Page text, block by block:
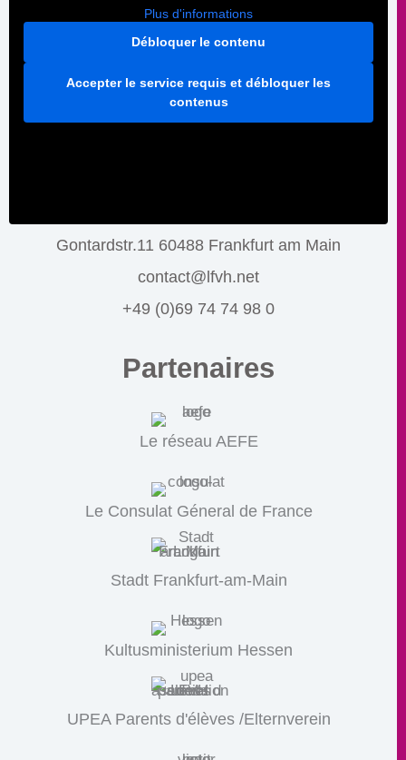
Plus d'informations
Débloquer le contenu
Accepter le service requis et débloquer les
contenus
Gontardstr.11 60488 Frankfurt am Main
contact@lfvh.net
+49 (0)69 74 74 98 0
Partenaires
Le réseau AEFE
Le Consulat Géneral de France
Stadt Frankfurt-am-Main
Kultusministerium Hessen
UPEA Parents d'élèves /Elternverein